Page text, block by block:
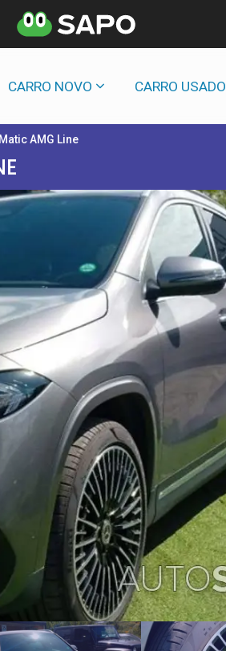
CARRO NOVO CARRO USADO
AMG Line